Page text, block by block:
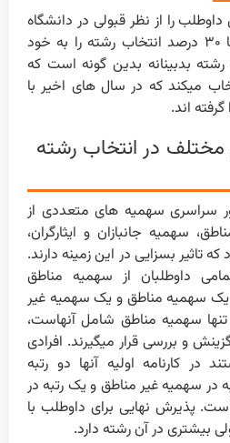
را از نظر قبولی در دانشگاه
راحت میکند و حدود ۲۰ تا ۳۰ درصد انتخاب رشته را به خود
بدبینانه بدین گونه است که
میکند که در سال های اخیر با
گرفته اند.
در انتخاب رشته
سراسری سهمیه های متعددی از
سهمیه جانبازان و ایثارگران،
تاثیر بسزایی در این زمینه دارند.
داوطلبان از سهمیه مناطق
یک سهمیه مناطق و یک سهمیه غیر
تنها سهمیه مناطق شامل آنهاست،
و بررسی قرار میگیرند. افرادی
در کارنامه اولیه آنها دو رتبه
سهمیه غیر مناطق و یک رتبه در
پذیرش نهایی برای داوطلب با
بیشتری در آن رشته دارد.